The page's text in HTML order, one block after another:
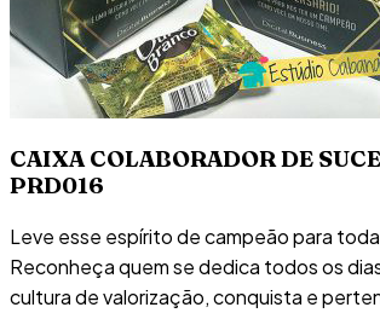
CAIXA COLABORADOR DE
PRD016
Leve esse espírito de campeão para
Reconheça quem se dedica todos os
cultura de valorização, conquista e